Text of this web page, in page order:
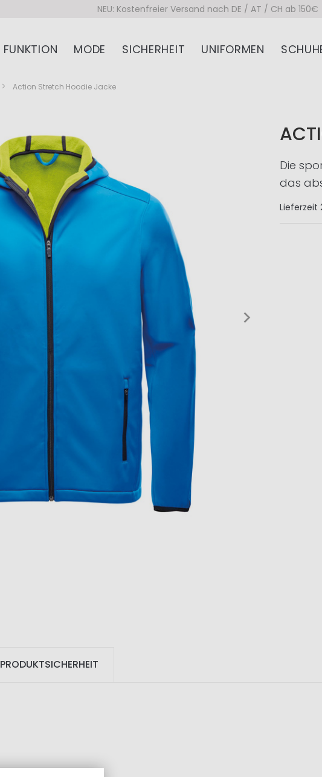
NEU: Kostenfreier Versand nach DE / AT / CH ab 150€
FUNKTION MODE SICHERHEIT UNIFORMEN
Action Stretch Hoodie Jacke
Die
das
Lieferzeit
PRODUKTSICHERHEIT